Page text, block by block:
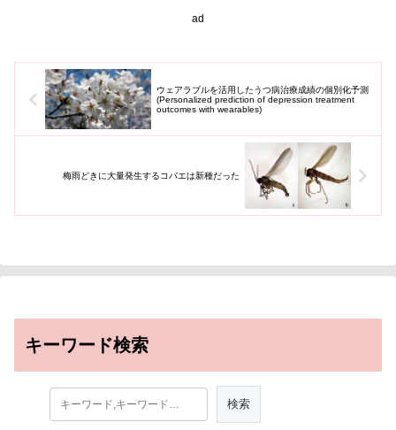
ad
ウェアラブルを活用したうつ病治療成績の個別化予測
(Personalized prediction of depression treatment
outcomes with wearables)
梅雨どきに大量発生するコバエは新種だった
キーワード検索